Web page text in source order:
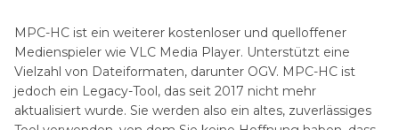
MPC-HC ist ein weiterer kostenloser und quelloffener
Medienspieler wie VLC Media Player. Unterstützt eine
Vielzahl von Dateiformaten, darunter OGV. MPC-HC ist
jedoch ein Legacy-Tool, das seit 2017 nicht mehr
aktualisiert wurde. Sie werden also ein altes, zuverlässiges